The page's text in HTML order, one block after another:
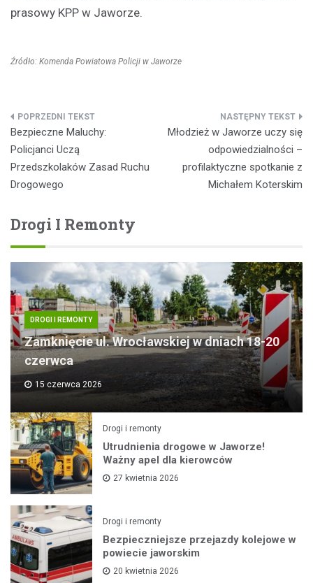
prasowy KPP w Jaworze.
Źródło: Komenda Powiatowa Policji w Jaworze
Nawigacja
wpisu
Bezpieczne Maluchy:
Policjanci Uczą
Przedszkolaków Zasad Ruchu
Drogowego
Młodzież w Jaworze uczy się
odpowiedzialności –
profilaktyczne spotkanie z
Michałem Koterskim
Drogi I Remonty
DROGI I REMONTY
Zamknięcie ul. Wrocławskiej w dniach 18-20
czerwca
15 czerwca 2026
Drogi i remonty
Utrudnienia drogowe w Jaworze!
Ważny apel dla kierowców
27 kwietnia 2026
Drogi i remonty
Bezpieczniejsze przejazdy kolejowe w
powiecie jaworskim
20 kwietnia 2026